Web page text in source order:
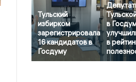
Тульский
избирком
зарегистрировала
16 кандидатов в
Госдуму
в
в